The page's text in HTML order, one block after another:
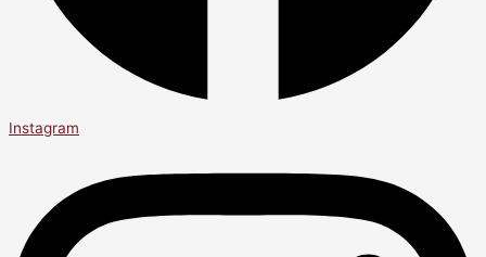
Instagram